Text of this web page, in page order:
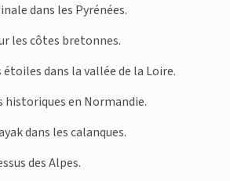
dans les Pyrénées.
les côtes bretonnes.
dans la vallée de la Loire.
historiques en Normandie.
dans les calanques.
des Alpes.